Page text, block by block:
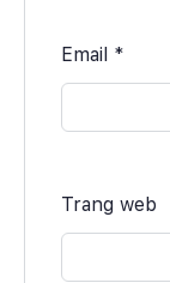
Email *
Trang web